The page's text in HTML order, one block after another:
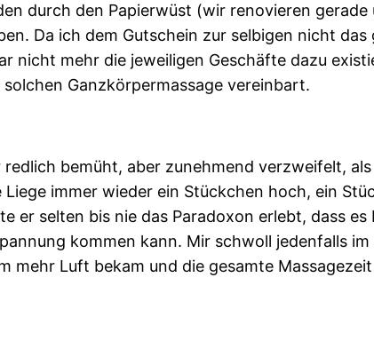
durch den Papierwüst (wir renovieren
Da ich dem Gutschein zur selbigen nicht
nicht mehr die jeweiligen Geschäfte dazu
Ganzkörpermassage vereinbart.
bemüht, aber zunehmend verzweifelt,
immer wieder ein Stückchen hoch, ein
er selten bis nie das Paradoxon erlebt, dass
kommen kann. Mir schwoll jedenfalls
mehr Luft bekam und die gesamte